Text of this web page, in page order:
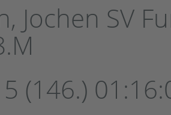
Jochen SV
(146.)